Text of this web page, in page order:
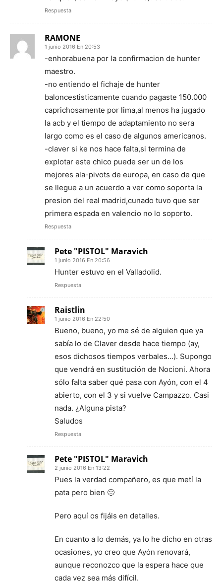
Respuesta
RAMONE
1 junio 2016 En 20:53
-enhorabuena por la confirmacion de hunter
maestro.
-no entiendo el fichaje de hunter
baloncestisticamente cuando pagaste 150.000
caprichosamente por lima,al menos ha jugado
la acb y el tiempo de adaptamiento no sera
largo como es el caso de algunos americanos.
-claver si ke nos hace falta,si termina de
explotar este chico puede ser un de los
mejores ala-pivots de europa, en caso de que
se llegue a un acuerdo a ver como soporta la
presion del real madrid,cunado tuvo que ser
primera espada en valencio no lo soporto.
Respuesta
Pete "PISTOL" Maravich
1 junio 2016 En 20:56
Hunter estuvo en el Valladolid.
Respuesta
Raistlin
1 junio 2016 En 22:50
Bueno, bueno, yo me sé de alguien que ya
sabía lo de Claver desde hace tiempo (ay,
esos dichosos tiempos verbales…). Supongo
que vendrá en sustitución de Nocioni. Ahora
sólo falta saber qué pasa con Ayón, con el 4
abierto, con el 3 y si vuelve Campazzo. Casi
nada. ¿Alguna pista?
Saludos
Respuesta
Pete "PISTOL" Maravich
2 junio 2016 En 13:22
Pues la verdad compañero, es que metí la
pata pero bien 🙂
Pero aquí os fijáis en detalles.
En cuanto a lo demás, ya lo he dicho en otras
ocasiones, yo creo que Ayón renovará,
aunque reconozco que la espera hace que
cada vez sea más difícil.